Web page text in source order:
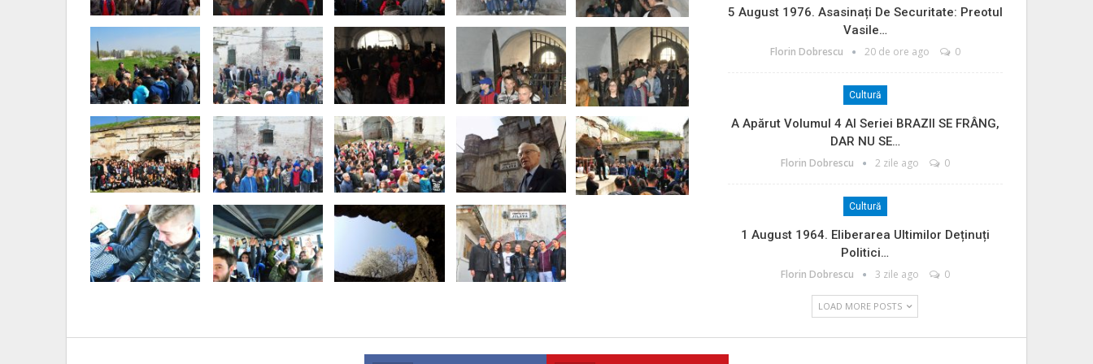
5 August 1976. Asasinați De Securitate: Preotul
Vasile…
Florin Dobrescu 20 de ore ago 0
Cultură
A Apărut Volumul 4 Al Seriei BRAZII SE FRÂNG,
DAR NU SE…
Florin Dobrescu 2 zile ago 0
Cultură
1 August 1964. Eliberarea Ultimilor Deținuți
Politici…
Florin Dobrescu 3 zile ago 0
LOAD MORE POSTS